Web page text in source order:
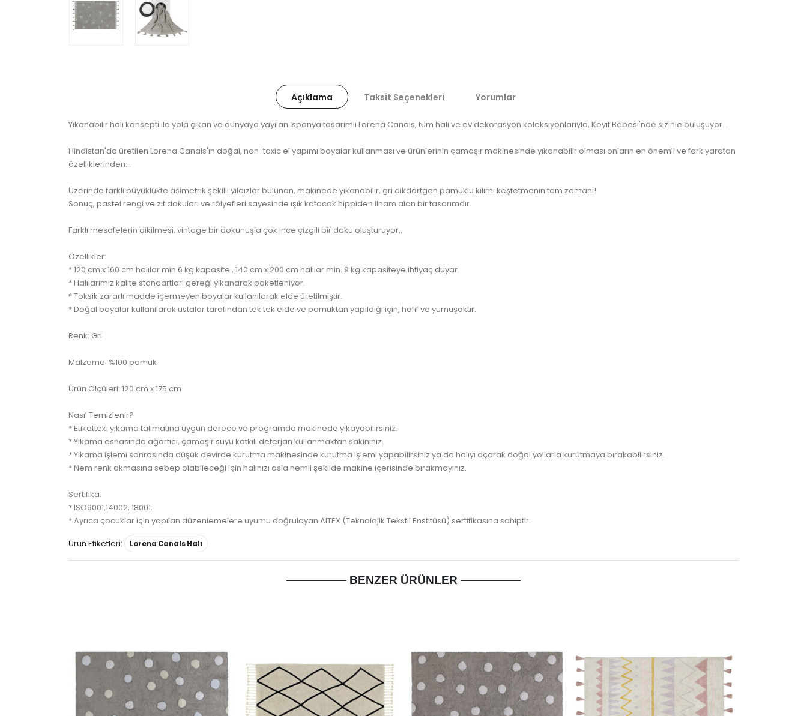
Açıklama Taksit Seçenekleri Yorumlar
Yıkanabilir halı konsepti ile yola çıkan ve dünyaya yayılan İspanya tasarımlı Lorena Canals, tüm halı ve ev dekorasyon koleksiyonlarıyla, Keyif Bebesi'nde sizinle buluşuyor...
Hindistan'da üretilen Lorena Canals'ın doğal, non-toxic el yapımı boyalar kullanması ve ürünlerinin çamaşır makinesinde yıkanabilir olması onların en önemli ve fark yaratan
özelliklerinden...
Üzerinde farklı büyüklükte asimetrik şekilli yıldızlar bulunan, makinede yıkanabilir, gri dikdörtgen pamuklu kilimi keşfetmenin tam zamanı!
Sonuç, pastel rengi ve zıt dokuları ve rölyefleri sayesinde ışık katacak hippiden ilham alan bir tasarımdır.
Farklı mesafelerin dikilmesi, vintage bir dokunuşla çok ince çizgili bir doku oluşturuyor...
Özellikler:
* 120 cm x 160 cm halılar min 6 kg kapasite , 140 cm x 200 cm halılar min. 9 kg kapasiteye ihtiyaç duyar.
* Halılarımız kalite standartları gereği yıkanarak paketleniyor.
* Toksik zararlı madde içermeyen boyalar kullanılarak elde üretilmiştir.
* Doğal boyalar kullanılarak ustalar tarafından tek tek elde ve pamuktan yapıldığı için, hafif ve yumuşaktır.
Renk: Gri
Malzeme: %100 pamuk
Ürün Ölçüleri: 120 cm x 175 cm
Nasıl Temizlenir?
* Etiketteki yıkama talimatına uygun derece ve programda makinede yıkayabilirsiniz.
* Yıkama esnasında ağartıcı, çamaşır suyu katkılı deterjan kullanmaktan sakınınız.
* Yıkama işlemi sonrasında düşük devirde kurutma makinesinde kurutma işlemi yapabilirsiniz ya da halıyı açarak doğal yollarla kurutmaya bırakabilirsiniz.
* Nem renk akmasına sebep olabileceği için halınızı asla nemli şekilde makine içerisinde bırakmayınız.
Sertifika:
* ISO9001,14002, 18001.
* Ayrıca çocuklar için yapılan düzenlemelere uyumu doğrulayan AITEX (Teknolojik Tekstil Enstitüsü) sertifikasına sahiptir.
Ürün Etiketleri:
Lorena Canals Halı
BENZER ÜRÜNLER